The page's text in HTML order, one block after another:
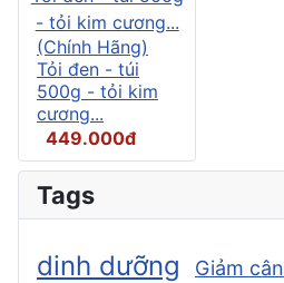
(Chính Hãng)
Tỏi đen - túi
500g - tỏi kim
cương...
449.000đ
Tags
dinh dưỡng Giảm cân